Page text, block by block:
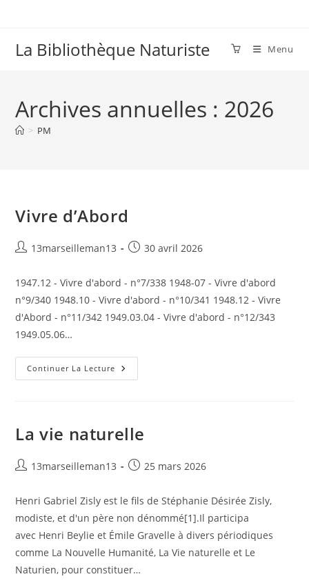
contentLa Bibliothèque Naturiste Menu
Archives annuelles : 2026
> PM
Vivre d’Abord
Auteur/autrice
la
publication :
13marseilleman13
Publication
30 avril 2026
1947.12 - Vivre d'abord - n°7/338 1948-07 - Vivre d'abord
n°9/340 1948.10 - Vivre d'abord - n°10/341 1948.12 - Vivre
d'Abord - n°11/342 1949.03.04 - Vivre d'abord - n°12/343
1949.05.06…
Continuer La Lecture Vivre
D’Abord
La vie naturelle
Auteur/autrice
la
publication :
13marseilleman13
Publication
25 mars 2026
Henri Gabriel Zisly est le fils de Stéphanie Désirée Zisly,
modiste, et d'un père non dénommé[1].Il participa
avec Henri Beylie et Émile Gravelle à divers périodiques
comme La Nouvelle Humanité, La Vie naturelle et Le
Naturien, pour constituer…